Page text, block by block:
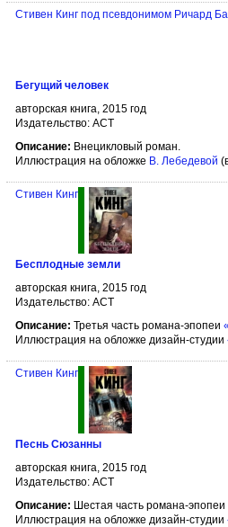
Стивен Кинг под псевдонимом Ричард
Бегущий человек
авторская книга, 2015 год
Издательство: АСТ
Описание: Внецикловый роман.
Иллюстрация на обложке В. Лебедевой
Стивен Кинг
Бесплодные земли
авторская книга, 2015 год
Издательство: АСТ
Описание: Третья часть романа-эпопеи
Иллюстрация на обложке дизайн-студии
Стивен Кинг
Песнь Сюзанны
авторская книга, 2015 год
Издательство: АСТ
Описание: Шестая часть романа-эпопеи
Иллюстрация на обложке дизайн-студии